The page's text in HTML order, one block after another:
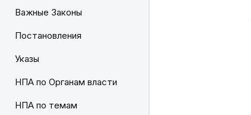
Важные Законы
Постановления
Указы
НПА по Органам власти
НПА по темам